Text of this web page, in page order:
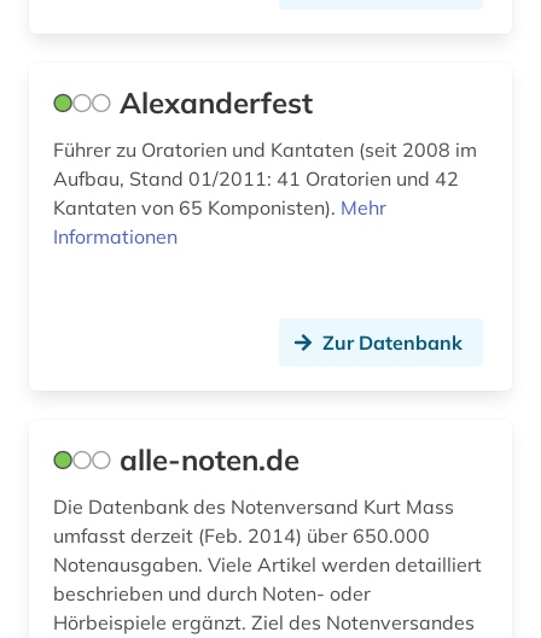
exil (1)
fernsehen (1)
ferruccio busoni (1)
fid musikwissenschaft (13)
fid musikwissenschaft (1)
Alexanderfest
Führer zu Oratorien und Kantaten (seit 2008 im
Aufbau, Stand 01/2011: 41 Oratorien und 42
Kantaten von 65 Komponisten). Mehr
Informationen
Zur Datenbank
alle-noten.de
Die Datenbank des Notenversand Kurt Mass
umfasst derzeit (Feb. 2014) über 650.000
Notenausgaben. Viele Artikel werden detailliert
beschrieben und durch Noten- oder
Hörbeispiele ergänzt. Ziel des Notenversandes